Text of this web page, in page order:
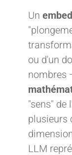
Un
ou d'un
nombres
"sens" de
plusieurs
LLM